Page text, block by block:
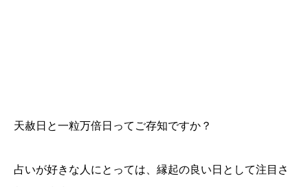
天赦日と一粒万倍日ってご存知ですか？
占いが好きな人にとっては、縁起の良い日として注目さ